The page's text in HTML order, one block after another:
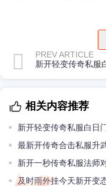
PREV ARTICLE
新开轻变传奇私服
相关内容推荐
新开轻变传奇私服白日
怪物剧毒蜘蛛
最新开传奇合击私服升
城攻42屠龙多出自他手
新开一秒传奇私服法师
心的地方
及时雨外挂今天新开变